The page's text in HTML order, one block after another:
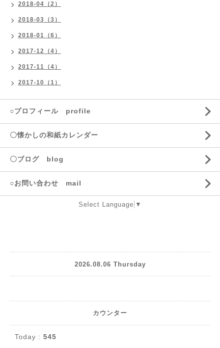
2018-04（2）
2018-03（3）
2018-01（6）
2017-12（4）
2017-11（4）
2017-10（1）
○プロフィール profile
〇懐かしの和紙カレンダー
〇ブログ blog
○お問い合わせ mail
Select Language ▼
2026.08.06 Thursday
カウンター
Today : 545